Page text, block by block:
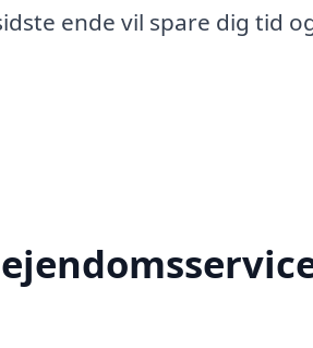
ende vil spare dig tid